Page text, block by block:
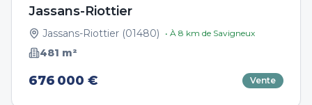
Jassans-Riottier
Jassans-Riottier (01480) • À 8 km de Savigneux
481 m²
676 000 € Vente